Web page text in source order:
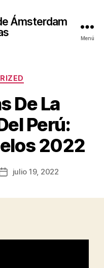
Ámsterdam
Menú
De La
Perú:
2022
Fechajulio 19, 2022